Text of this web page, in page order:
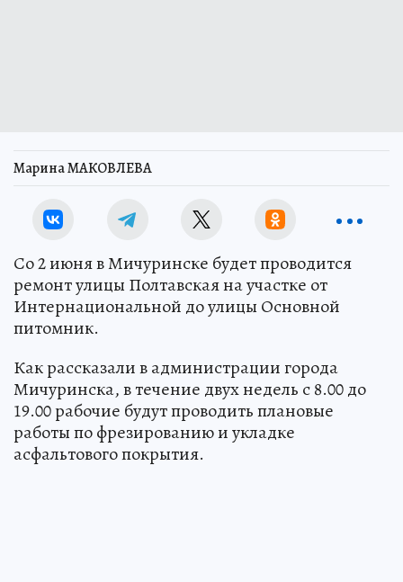
Марина МАКОВЛЕВА
Со 2 июня в Мичуринске будет проводится
ремонт улицы Полтавская на участке от
Интернациональной до улицы Основной
питомник.
Как рассказали в администрации города
Мичуринска, в течение двух недель с 8.00 до
19.00 рабочие будут проводить плановые
работы по фрезированию и укладке
асфальтового покрытия.